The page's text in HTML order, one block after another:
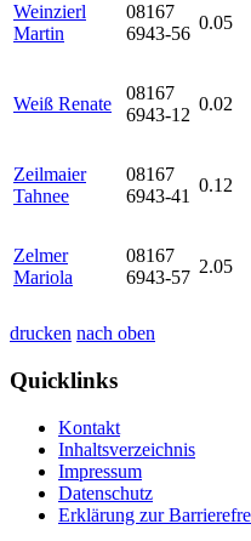
Weinzierl
Martin
08167
6943-56
0.05
Weiß Renate
08167
6943-12
0.02
Zeilmaier
Tahnee
08167
6943-41
0.12
Zelmer
Mariola
08167
6943-57
2.05
drucken nach oben
Quicklinks
Kontakt
Inhaltsverzeichnis
Impressum
Datenschutz
Erklärung zur